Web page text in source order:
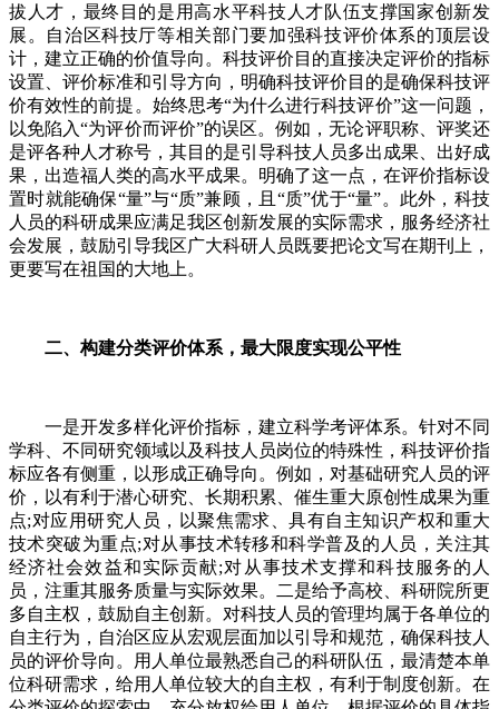
拔人才，最终目的是用高水平科技人才队伍支撑国家创新发
展。自治区科技厅等相关部门要加强科技评价体系的顶层设
计，建立正确的价值导向。科技评价目的直接决定评价的指标
设置、评价标准和引导方向，明确科技评价目的是确保科技评
价有效性的前提。始终思考“为什么进行科技评价”这一问题，
以免陷入“为评价而评价”的误区。例如，无论评职称、评奖还
是评各种人才称号，其目的是引导科技人员多出成果、出好成
果，出造福人类的高水平成果。明确了这一点，在评价指标设
置时就能确保“量”与“质”兼顾，且“质”优于“量”。此外，科技
人员的科研成果应满足我区创新发展的实际需求，服务经济社
会发展，鼓励引导我区广大科研人员既要把论文写在期刊上，
更要写在祖国的大地上。
二、构建分类评价体系，最大限度实现公平性
一是开发多样化评价指标，建立科学考评体系。针对不同
学科、不同研究领域以及科技人员岗位的特殊性，科技评价指
标应各有侧重，以形成正确导向。例如，对基础研究人员的评
价，以有利于潜心研究、长期积累、催生重大原创性成果为重
点;对应用研究人员，以聚焦需求、具有自主知识产权和重大
技术突破为重点;对从事技术转移和科学普及的人员，关注其
经济社会效益和实际贡献;对从事技术支撑和科技服务的人
员，注重其服务质量与实际效果。二是给予高校、科研院所更
多自主权，鼓励自主创新。对科技人员的管理均属于各单位的
自主行为，自治区应从宏观层面加以引导和规范，确保科技人
员的评价导向。用人单位最熟悉自己的科研队伍，最清楚本单
位科研需求，给用人单位较大的自主权，有利于制度创新。在